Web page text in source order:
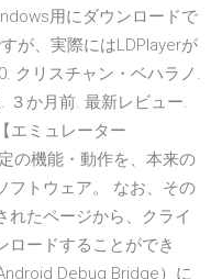
用にダウンロードで
が、実際にはLDPlayerが
クリスチャン・ベハラノ.
３か月前. 最新レビュー.
エミュレーター
の機能・動作を、本来の
フトウェア。 なお、その
れたページから、クライ
ロードすることができ
Debug Bridge）に